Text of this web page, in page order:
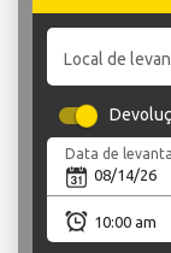
Local de
Data de